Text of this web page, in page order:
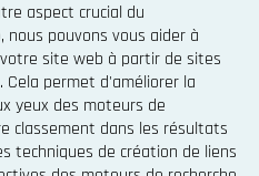
aspect crucial du
nous pouvons vous aider à
site web à partir de sites
permet d'améliorer la
yeux des moteurs de
classement dans les résultats
techniques de création de liens